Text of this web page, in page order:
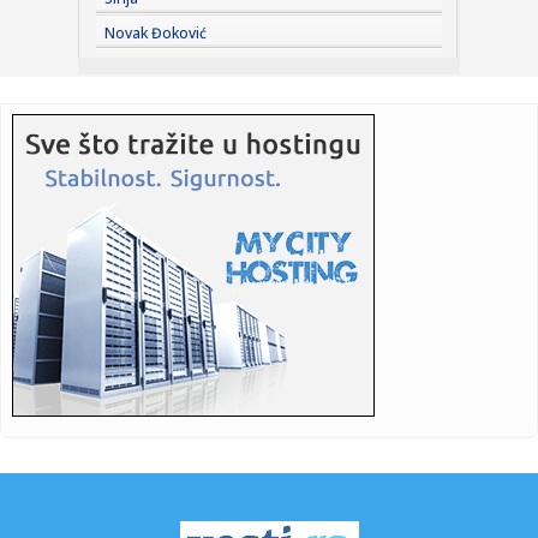
17:52:Rasim Ljajić otkrio pozadinu haosa u Partizanu: Jedan čovek
se ...
17:47: Snažan pljusak se sručio na Beograd; Oglasio se RHMZ – i
ovi ...
17:45:
kućnih lju...
17:45:More kod Italije toplije nego ikad: Ligursko more prešlo 30
step...
17:44:Vučić: Izbori mogu biti raspisani u narednim danima ili
nedelja...
17:43:Ratovi, nafta i El Ninjo stvaraju "savršenu oluju" za cijene
hra...
Sombor: Sombor prvi dostigao 40 stepeni
Novak Đoković